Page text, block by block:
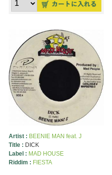
Artist : BEENIE MAN feat. J
Title : DICK
Label : MAD HOUSE
Riddim : FIESTA